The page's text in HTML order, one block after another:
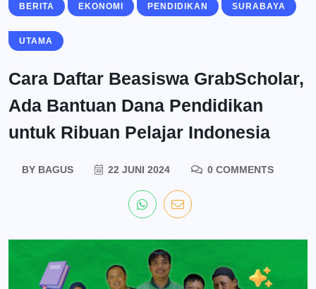
BERITA EKONOMI PENDIDIKAN SURABAYA
UTAMA
Cara Daftar Beasiswa GrabScholar,
Ada Bantuan Dana Pendidikan
untuk Ribuan Pelajar Indonesia
BYBAGUS 22 JUNI 2024 0 COMMENTS